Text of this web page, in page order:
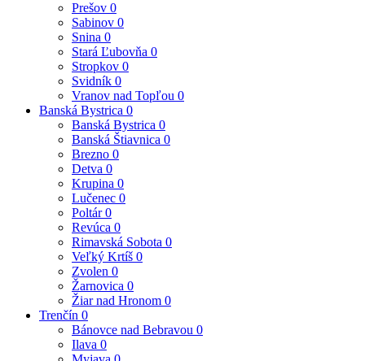
Prešov 0
Sabinov 0
Snina 0
Stará Ľubovňa 0
Stropkov 0
Svidník 0
Vranov nad Topľou 0
Banská Bystrica 0
Banská Bystrica 0
Banská Štiavnica 0
Brezno 0
Detva 0
Krupina 0
Lučenec 0
Poltár0
Revúca 0
Rimavská Sobota 0
Veľký Krtíš 0
Zvolen 0
Žarnovica 0
Žiar nad Hronom 0
Trenčín 0
Bánovce nad Bebravou 0
Ilava 0